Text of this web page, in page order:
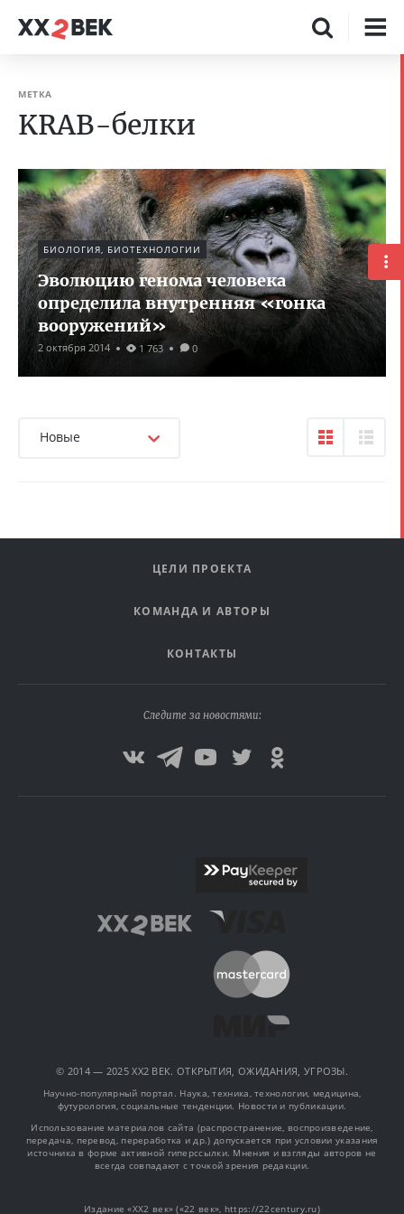
МЕТКА
KRAB-белки
БИОЛОГИЯ, БИОТЕХНОЛОГИИ
Эволюцию генома человека
определила внутренняя «гонка
вооружений»
2 октября 2014 1 763 0
Новые
ЦЕЛИ ПРОЕКТА
КОМАНДА И АВТОРЫ
КОНТАКТЫ
Следите за новостями:
© 2014 — 2025 XX2 ВЕК. ОТКРЫТИЯ, ОЖИДАНИЯ, УГРОЗЫ.
Научно-популярный портал. Наука, техника, технологии, медицина,
футурология, социальные тенденции. Новости и публикации.
Использование материалов сайта (распространение, воспроизведение,
передача, перевод, переработка и др.) допускается при условии указания
источника в форме активной гиперссылки. Мнения и взгляды авторов не
всегда совпадают с точкой зрения редакции.
Издание «XX2 век» («22 век», https://22century.ru)